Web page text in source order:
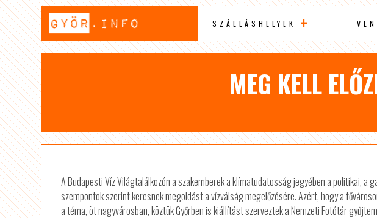
SZÁLLÁSHELYEK
MEG KELL
A Budapesti Víz Világtalálkozón a szakemberek a klímatudatosság jegyében a politikai, a
szempontok szerint keresnek megoldást a vízválság megelőzésére. Azért, hogy a
a téma, öt nagyvárosban, köztük Győrben is kiállítást szerveztek a Nemzeti Fotótár